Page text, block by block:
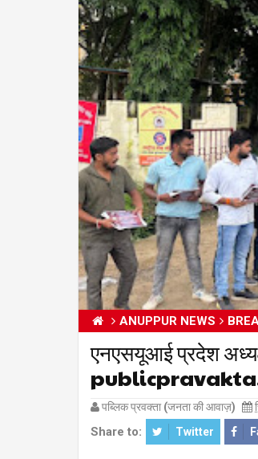
ANUPPUR NEWS
एनएसयूआई प्रदेश
पब्लिक प्रवक्ता (जनता की आवाज़)
Share to: Twitter